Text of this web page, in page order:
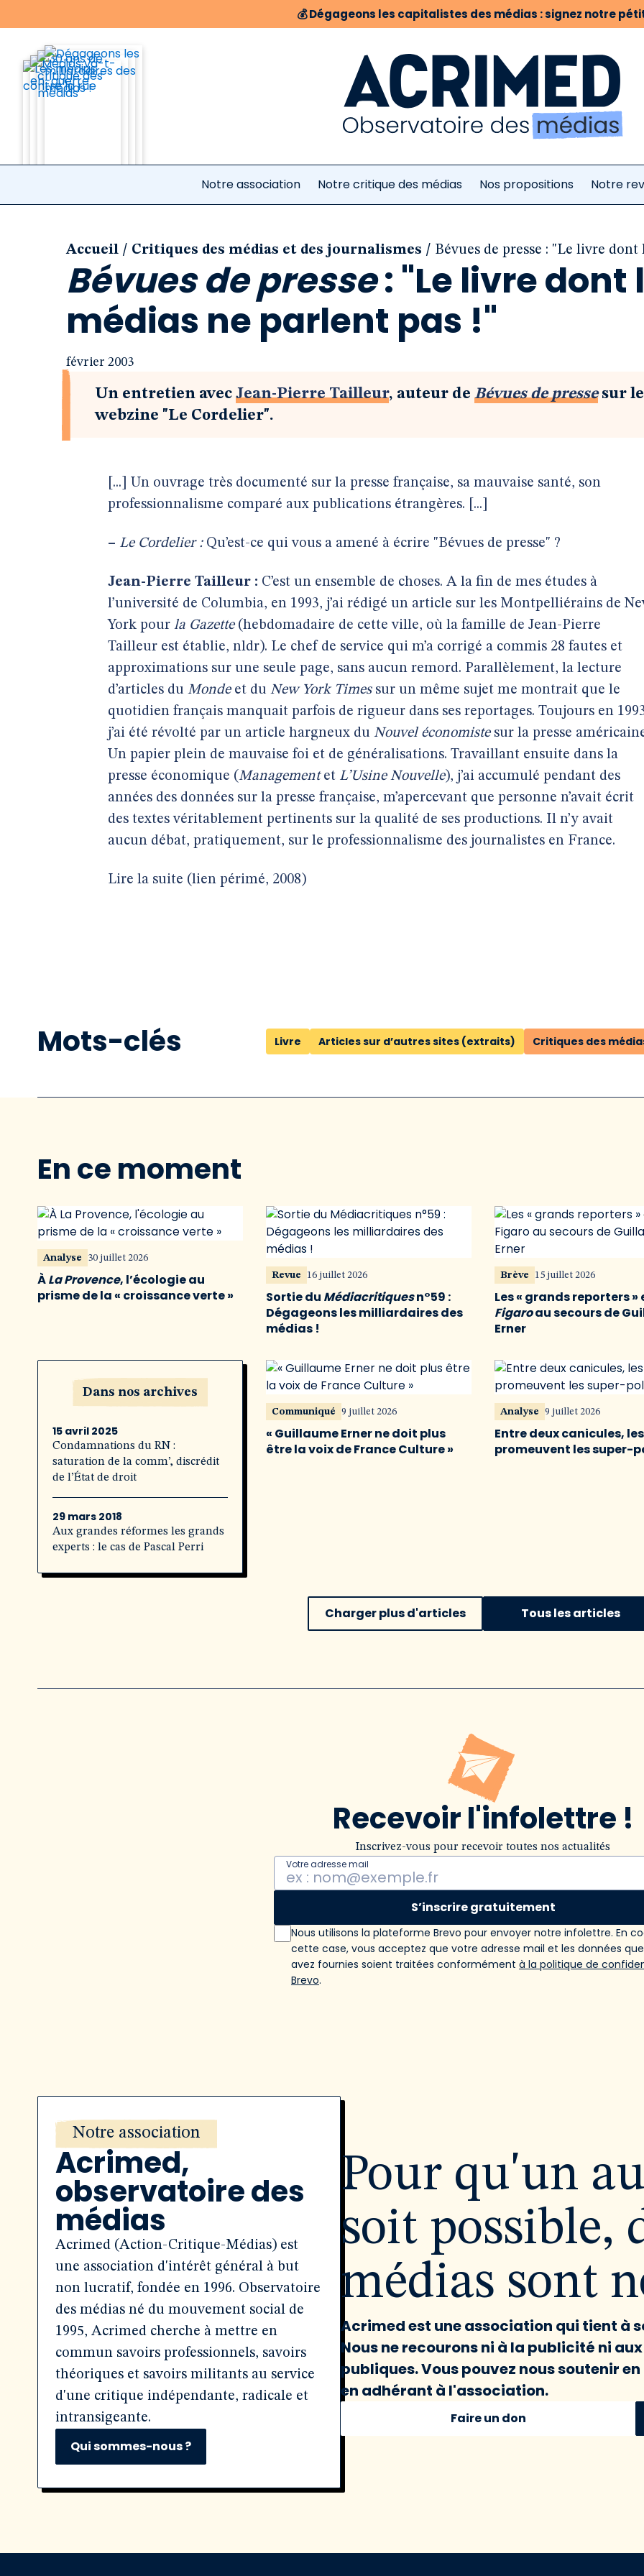
💰Dégageons les capitalistes des médias : signez notre
Notre association Notre critique des médias Nos propositions Notre
Accueil / Critiques des médias et des journalismes / Bévues de presse : "Le livre
Bévues de presse: "Le livre dont
médias ne parlent pas !"
février 2003
Un entretien avec Jean-Pierre Tailleur, auteur de Bévues de pressesur le
webzine "Le Cordelier".
[...] Un ouvrage très documenté sur la presse française, sa mauvaise santé, son
professionnalisme comparé aux publications étrangères. [...]
– Le Cordelier :Qu’est-ce qui vous a amené à écrire "Bévues de presse" ?
Jean-Pierre Tailleur : C’est un ensemble de choses. A la fin de mes études à
l’université de Columbia, en 1993, j’ai rédigé un article sur les Montpelliérains de
York pour la Gazette(hebdomadaire de cette ville, où la famille de Jean-Pierre
Tailleur est établie, nldr). Le chef de service qui m’a corrigé a commis 28 fautes et
approximations sur une seule page, sans aucun remord. Parallèlement, la lecture
d’articles du Mondeet du New York Timessur un même sujet me montrait que le
quotidien français manquait parfois de rigueur dans ses reportages. Toujours en
j’ai été révolté par un article hargneux du Nouvel économistesur la presse
Un papier plein de mauvaise foi et de généralisations. Travaillant ensuite dans la
presse économique (Managementet L’Usine Nouvelle), j’ai accumulé pendant des
années des données sur la presse française, m’apercevant que personne n’avait écrit
des textes véritablement pertinents sur la qualité de ses productions. Il n’y avait
aucun débat, pratiquement, sur le professionnalisme des journalistes en France.
Lire la suite (lien périmé, 2008)
Mots-clés Livre Articles sur d’autres sites (extraits) Critiques des
En ce moment
Analyse 30 juillet 2026
ÀLa Provence, l’écologie au
prisme de la « croissance verte »
Revue 16 juillet 2026
Sortie du Médiacritiquesn°59 :
Dégageons les milliardaires des
médias !
Brève 15 juillet 2026
Les « grands reporters »
Figaroau secours de
Erner
Dans nos archives
15 avril 2025
Condamnations du RN :
saturation de la comm’, discrédit
de l’État de droit
29 mars 2018
Aux grandes réformes les grands
experts : le cas de Pascal Perri
Communiqué 9 juillet 2026
« Guillaume Erner ne doit plus
être la voix de France Culture »
Analyse 9 juillet 2026
Entre deux canicules,
promeuvent les super-
Charger plus d'articles Tous les articles
Recevoir l'infolettre !
Inscrivez-vous pour recevoir toutes nos actualités
Votre adresse mail
S’inscrire gratuitement
Nous utilisons la plateforme Brevo pour envoyer notre infolettre. En
cette case, vous acceptez que votre adresse mail et les données
avez fournies soient traitées conformément à la politique de
Brevo.
Notre association
Acrimed,
observatoire des
médias
Acrimed (Action-Critique-Médias) est
une association d'intérêt général à but
non lucratif, fondée en 1996. Observatoire
des médias né du mouvement social de
1995, Acrimed cherche à mettre en
commun savoirs professionnels, savoirs
théoriques et savoirs militants au service
d'une critique indépendante, radicale et
intransigeante.
Qui sommes-nous ?
Pour qu'un
soit possible,
médias sont
Acrimed est une association qui tient à
Nous ne recourons ni à la publicité ni
publiques. Vous pouvez nous soutenir
en adhérant à l'association.
Faire un don